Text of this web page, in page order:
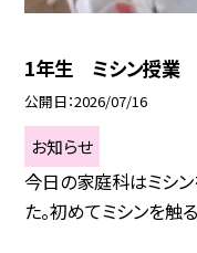
1年生 ミシン授業
公開日 2026/07/16
お知らせ
今日の家庭科はミシ
た。初めてミシンを触